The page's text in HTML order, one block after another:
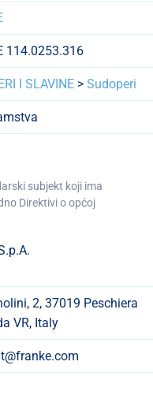
114.0253.316
I SLAVINE> Sudoperi
subjekt koji ima
Direktivi o općoj
2, 37019 Peschiera
VR, Italy